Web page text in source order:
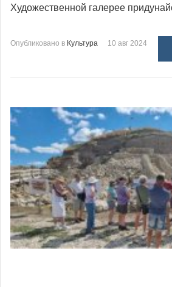
Художественной галерее
Опубликовано в Культура 10 авг 2024